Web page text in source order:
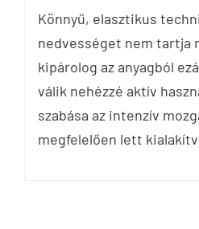
Könnyű, elasztikus
nedvességet nem tartja
kipárolog az anyagból
válik nehézzé aktív
szabása az intenzív
megfelelően lett